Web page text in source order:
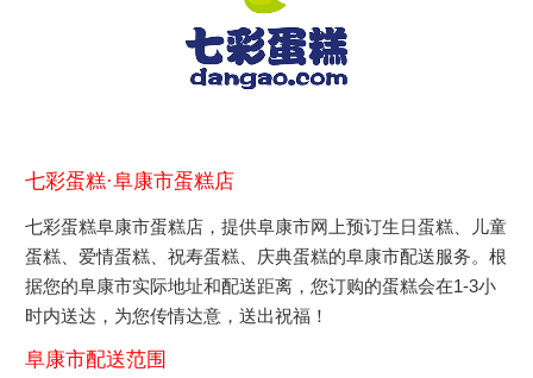
七彩蛋糕·阜康市蛋糕店
七彩蛋糕阜康市蛋糕店，提供阜康市网上预订生日蛋糕、儿童
蛋糕、爱情蛋糕、祝寿蛋糕、庆典蛋糕的阜康市配送服务。根
据您的阜康市实际地址和配送距离，您订购的蛋糕会在1-3小
时内送达，为您传情达意，送出祝福！
阜康市配送范围